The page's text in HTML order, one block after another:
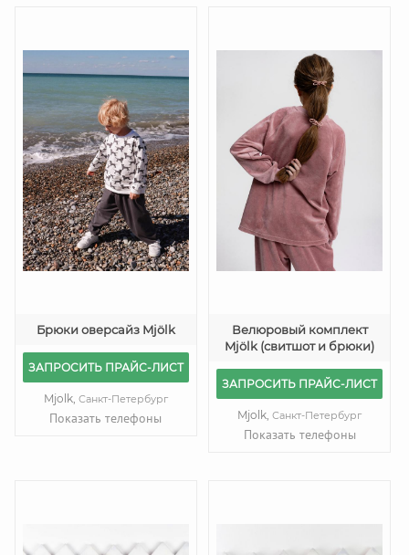
Брюки оверсайз Mjölk
ЗАПРОСИТЬ ПРАЙС-ЛИСТ
Mjolk, Санкт-Петербург
Показать телефоны
Велюровый комплект
Mjölk (свитшот и брюки)
ЗАПРОСИТЬ ПРАЙС-ЛИСТ
Mjolk,Санкт-Петербург
Показать телефоны